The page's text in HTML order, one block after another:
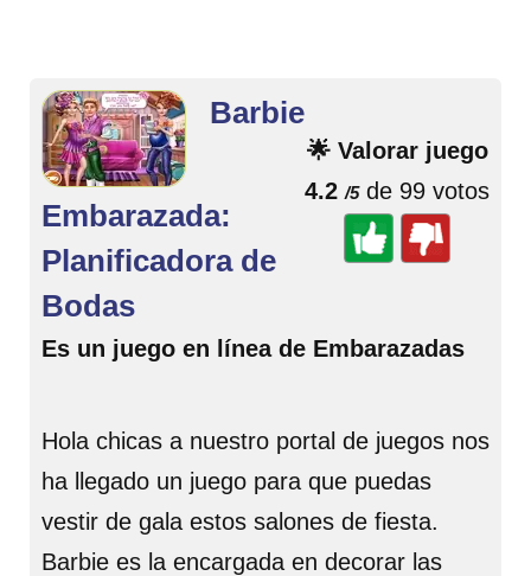
🌟 Valorar juego
4.2 /5de 99 votos
Barbie
Embarazada:
Planificadora de
Bodas
Es un juego en línea de Embarazadas
Hola chicas a nuestro portal de juegos nos
ha llegado un juego para que puedas
vestir de gala estos salones de fiesta.
Barbie es la encargada en decorar las